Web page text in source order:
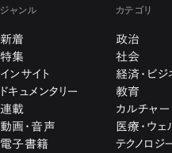
ジャンル
新着
特集
インサイト
ドキュメンタリー
連載
動画・音声
電子書籍
カテゴリ
政治
社会
経済・ビジ
教育
カルチャー
医療・ウェ
テクノロジ